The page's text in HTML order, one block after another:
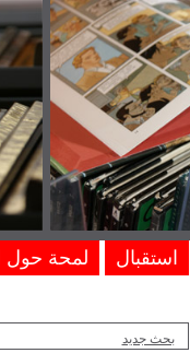
بحث جديد
استقبال لمحة حول